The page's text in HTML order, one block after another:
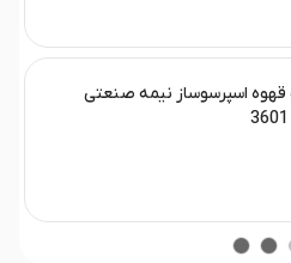
قهوه اسپرسوساز نیمه صنعتی